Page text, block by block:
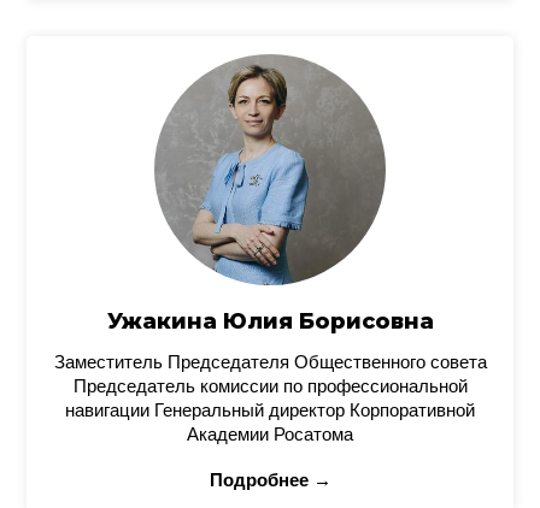
Ужакина Юлия Борисовна
Заместитель Председателя Общественного совета
Председатель комиссии по профессиональной
навигации Генеральный директор Корпоративной
Академии Росатома
Подробнее →